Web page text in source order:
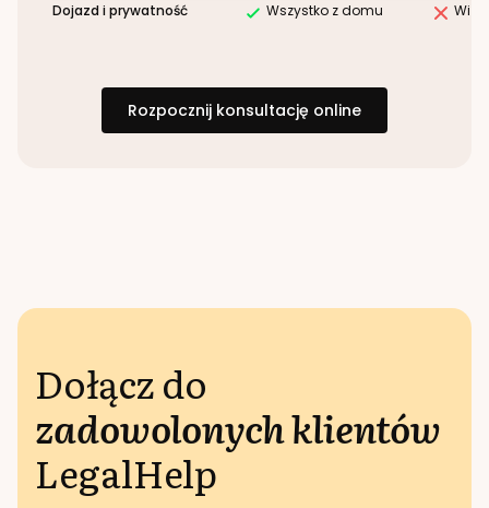
Dojazd i prywatność Wszystko z domu
Rozpocznij konsultację online
Dołącz do
zadowolonych klientów
LegalHelp